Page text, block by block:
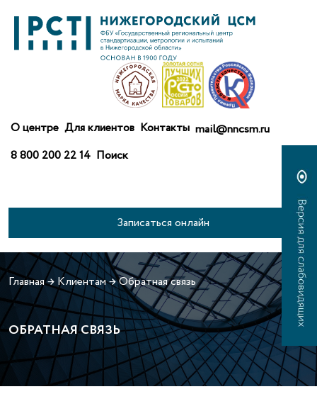
О центре Для клиентов Контакты mail@nncsm.ru
8 800 200 22 14 Поиск
Записаться онлайн
Главная→ Клиентам→Обратная связь
ОБРАТНАЯ СВЯЗЬ